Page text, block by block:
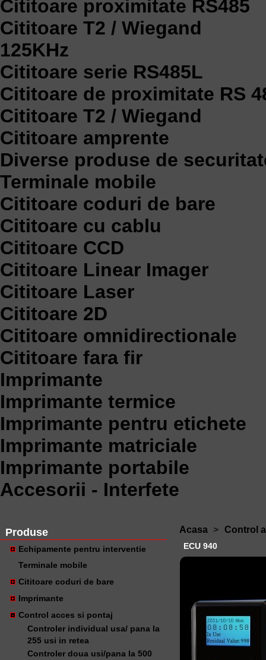
Cititoare proximitate RS485
Cititoare T2 / Wiegand
125KHz
Cititoare serie RS485L
Cititoare de proximitate RS
Cititoare T2 / Wiegand
Cititoare amprente
Diverse produse de
Terminale mobile
Cititoare coduri de bare
Cititoare cu cablu
Cititoare CCD
Cititoare Linear Imager
Cititoare Laser
Cititoare 2D
Cititoare omnidirectionale
Cititoare fara fir
Imprimante
Imprimante termice
Imprimante pentru etichete
Imprimante matriciale
Imprimante portabile
Accesorii - Interfete
Produse
Echipamente pentru interventie
Terminale mobile
Cititoare coduri de bare
Imprimante
Control acces si pontaj
Controler individual usa/ pana la
255 usi in retea
Controler doua usi/pana la 500
Acasa > Control
ECU 940